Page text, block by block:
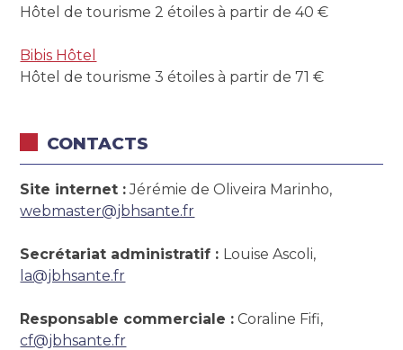
Hôtel de tourisme 2 étoiles à partir de 40 €
Bibis Hôtel
Hôtel de tourisme 3 étoiles à partir de 71 €
CONTACTS
Site internet :Jérémie de Oliveira Marinho,
webmaster@jbhsante.fr
Secrétariat administratif : Louise Ascoli,
la@jbhsante.fr
Responsable commerciale : Coraline Fifi,
cf@jbhsante.fr